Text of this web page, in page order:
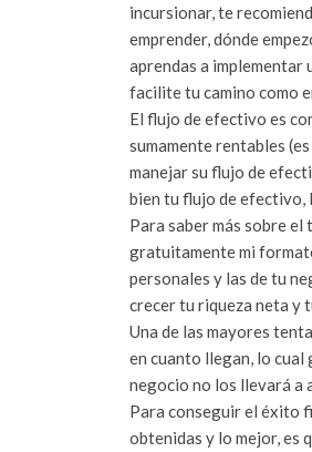
incursionar, te
emprender, dónde
aprendas a
facilite tu camino como
El flujo de efectivo es
sumamente rentables
manejar su flujo de
bien tu flujo de efectivo,
Para saber más sobre
gratuitamente mi
personales y las de tu
crecer tu riqueza neta y
Una de las mayores
en cuanto llegan, lo cual
negocio no los llevará a
Para conseguir el éxito
obtenidas y lo mejor, es